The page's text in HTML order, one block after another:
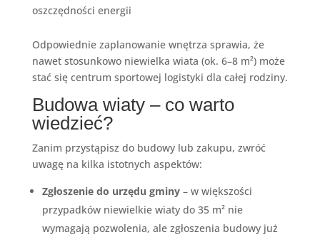
oszczędności energii
Odpowiednie zaplanowanie wnętrza sprawia, że
nawet stosunkowo niewielka wiata (ok. 6–8 m²) może
stać się centrum sportowej logistyki dla całej rodziny.
Budowa wiaty – co warto
wiedzieć?
Zanim przystąpisz do budowy lub zakupu, zwróć
uwagę na kilka istotnych aspektów:
Zgłoszenie do urzędu gminy– w większości
przypadków niewielkie wiaty do 35 m² nie
wymagają pozwolenia, ale zgłoszenia budowy już